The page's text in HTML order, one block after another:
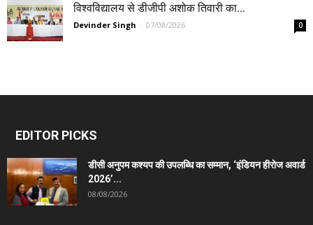
विश्वविद्यालय से डीजीपी अशोक तिवारी का...
Devinder Singh - 07/08/2026 0
EDITOR PICKS
डीसी अनुपम कश्यप की उपलब्धि का सम्मान, ‘इंडियन हीरोज अवार्ड
2026’...
08/08/2026